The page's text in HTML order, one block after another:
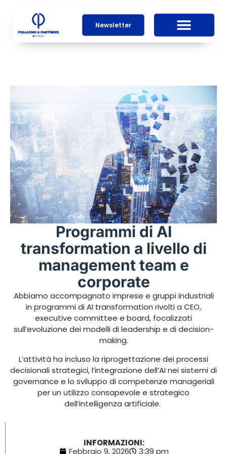
Newsletter
Programmi di AI
transformation a livello di
management team e
corporate
Abbiamo accompagnato imprese e gruppi industriali
in programmi di AI transformation rivolti a CEO,
executive committee e board, focalizzati
sull’evoluzione dei modelli di leadership e di decision-
making.
L’attività ha incluso la riprogettazione dei processi
decisionali strategici, l’integrazione dell’AI nei sistemi di
governance e lo sviluppo di competenze manageriali
per un utilizzo consapevole e strategico
dell’intelligenza artificiale.
INFORMAZIONI:
Febbraio 9, 2026
3:39 pm